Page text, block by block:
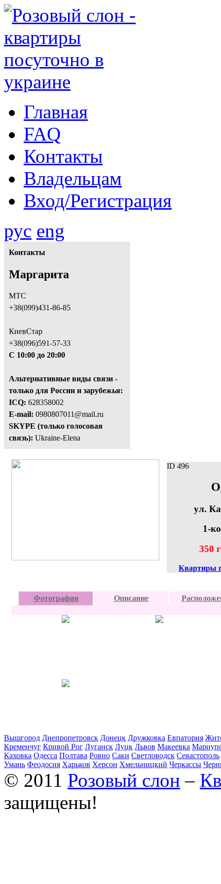
Главная
FAQ
Контакты
Владельцам
Вход/Регистрация
рус eng
Контакты
Маргарита
МТС
+38(099)431-86-85
КиевСтар
+38(096)591-57-33
С 10:00 до 20:00
Альтернативные виды связи -
только для России и зарубежья:
ICQ: 628358002
E-mail: 0980807011@mail.ru
SKYPE (только голосовая
связь): Ukraine-Elena
ID 496
ул.
1-
350
Квартиры
Фотографии Описание
Вышгород Днепропетровск Донецк Дружковка Евпатория
Кременчуг Кривой Рог Луганск Луцк Львов Макеевка
Каховка Одесса Полтава Ровно Саки Светловодск Севастополь
Умань Феодосия Харьков Херсон Хмельницкий Черкассы
© 2011 Розовый слон –
защищены!